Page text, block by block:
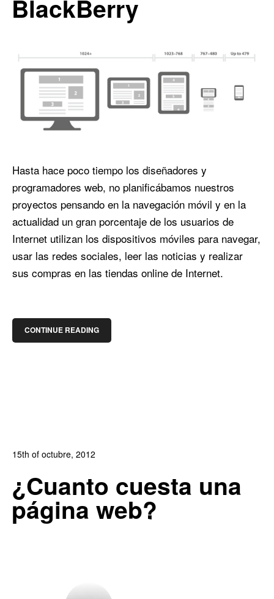
BlackBerry
Hasta hace poco tiempo los diseñadores y
programadores web, no planificábamos nuestros
proyectos pensando en la navegación móvil y en la
actualidad un gran porcentaje de los usuarios de
Internet utilizan los dispositivos móviles para navegar,
usar las redes sociales, leer las noticias y realizar
sus compras en las tiendas online de Internet.
CONTINUE READING
15th of octubre, 2012
Posicionamiento ,Blog Publicidad,Noticias
0
0
¿Cuanto cuesta una
página web?